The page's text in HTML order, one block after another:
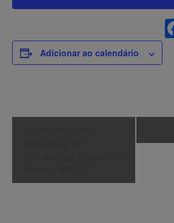
Adicionar ao calendário